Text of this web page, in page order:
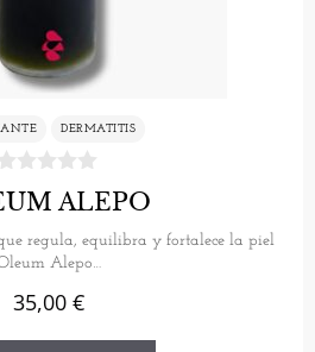
DERMATITIS
ALEPO
regula, equilibra y fortalece la piel
Alepo…
35,00 €